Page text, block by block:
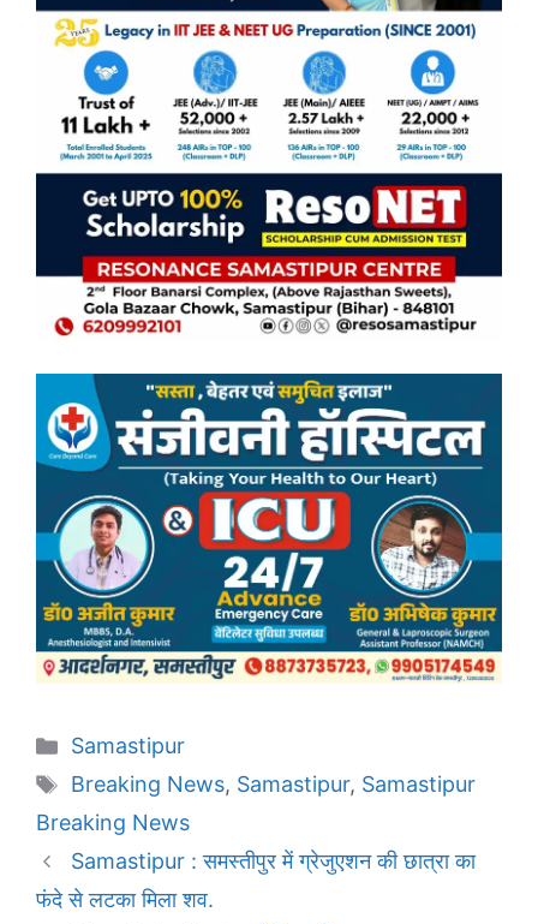
Categories
Samastipur
Tags
Breaking News, Samastipur, Samastipur
Breaking News
Samastipur : समस्तीपुर में ग्रेजुएशन की छात्रा का
फंदे से लटका मिला शव.